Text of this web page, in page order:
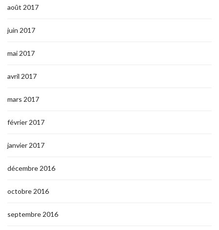
août 2017
juin 2017
mai 2017
avril 2017
mars 2017
février 2017
janvier 2017
décembre 2016
octobre 2016
septembre 2016